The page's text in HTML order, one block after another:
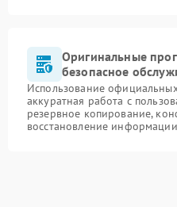
Оригинальные
безопасное
Использование
аккуратная работа с
резервное копирование,
восстановление